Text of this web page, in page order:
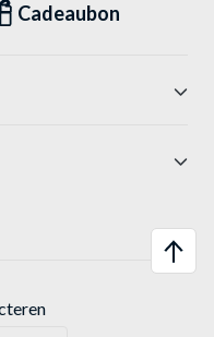
Cadeaubon